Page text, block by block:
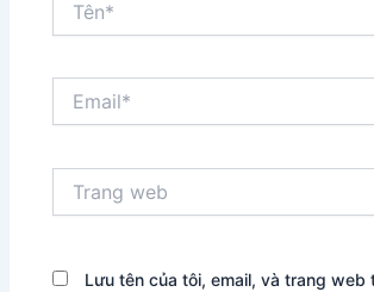
web
Lưu tên của tôi, email, và trang web